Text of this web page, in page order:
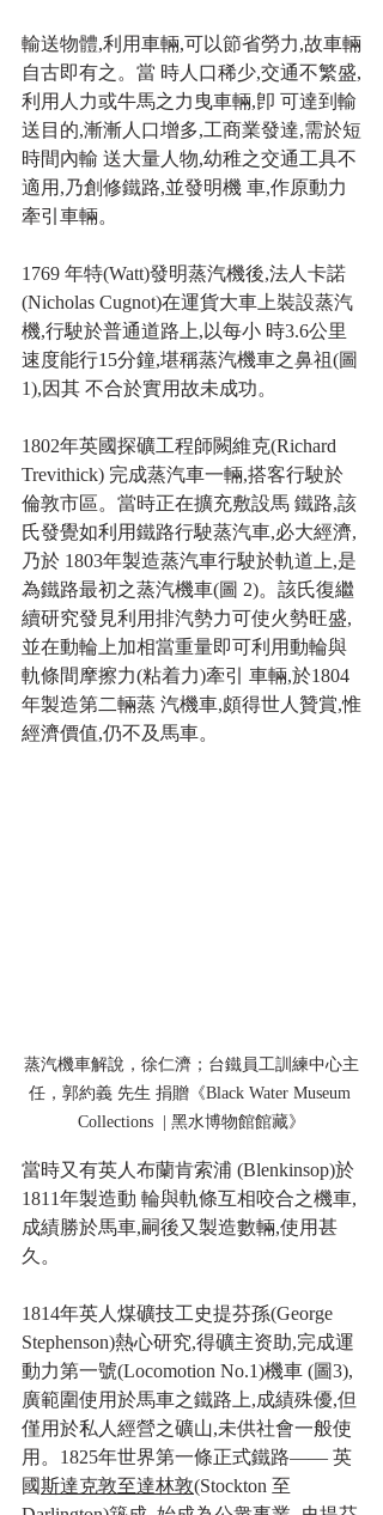
輸送物體,利用車輛,可以節省勞力,故車輛
自古即有之。當 時人口稀少,交通不繁盛,
利用人力或牛馬之力曳車輛,卽 可達到輸
送目的,漸漸人口增多,工商業發達,需於短
時間內輸 送大量人物,幼稚之交通工具不
適用,乃創修鐵路,並發明機 車,作原動力
牽引車輛。
1769 年特(Watt)發明蒸汽機後,法人卡諾
(Nicholas Cugnot)在運貨大車上裝設蒸汽
機,行駛於普通道路上,以每小 時3.6公里
速度能行15分鐘,堪稱蒸汽機車之鼻祖(圖
1),因其 不合於實用故未成功。
1802年英國探礦工程師闕維克(Richard
Trevithick) 完成蒸汽車一輛,搭客行駛於
倫敦市區。當時正在擴充敷設馬 鐵路,該
氏發覺如利用鐵路行駛蒸汽車,必大經濟,
乃於 1803年製造蒸汽車行駛於軌道上,是
為鐵路最初之蒸汽機車(圖 2)。該氏復繼
續研究發見利用排汽勢力可使火勢旺盛,
並在動輪上加相當重量即可利用動輪與
軌條間摩擦力(粘着力)牽引 車輛,於1804
年製造第二輛蒸 汽機車,頗得世人贊賞,惟
經濟價值,仍不及馬車。
蒸汽機車解說，徐仁濟；台鐵員工訓練中心主
任，郭約義 先生 捐贈《Black Water Museum
Collections  | 黑水博物館館藏》
當時又有英人布蘭肯索浦 (Blenkinsop)於
1811年製造動 輪與軌條互相咬合之機車,
成績勝於馬車,嗣後又製造數輛,使用甚
久。
1814年英人煤礦技工史提芬孫(George
Stephenson)熱心研究,得礦主资助,完成運
動力第一號(Locomotion No.1)機車 (圖3),
廣範圍使用於馬車之鐵路上,成績殊優,但
僅用於私人經營之礦山,未供社會一般使
用。1825年世界第一條正式鐵路—— 英
國斯達克敦至達林敦(Stockton 至